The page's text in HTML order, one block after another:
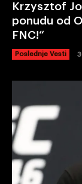
Krzysztof
ponudu od
FNC!“
Poslednje Vesti